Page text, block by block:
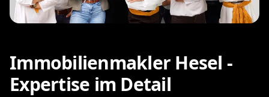
Immobilienmakler Hesel -
Expertise im Detail